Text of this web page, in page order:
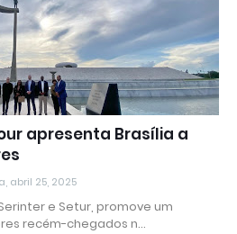
apresenta Brasília a
abril 25, 2025
e Setur, promove um
recém-chegados n…